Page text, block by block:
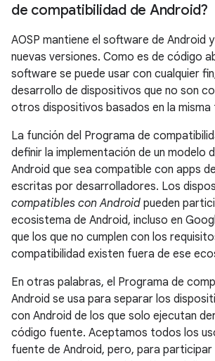
de compatibilidad de Android?
AOSP mantiene el software de Android
nuevas versiones. Como es de código
software se puede usar con cualquier
desarrollo de dispositivos que no son
otros dispositivos basados en la misma
La función del Programa de
definir la implementación de un modelo
Android que sea compatible con apps
escritas por desarrolladores. Los
compatibles con Android pueden
ecosistema de Android, incluso en
que los que no cumplen con los
compatibilidad existen fuera de ese
En otras palabras, el Programa de
Android se usa para separar los
con Android de los que solo ejecutan
código fuente. Aceptamos todos los
fuente de Android, pero, para